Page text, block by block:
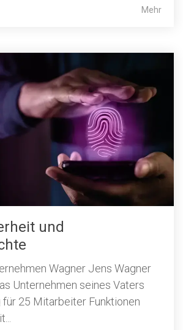
Mehr
und
Wagner Jens Wagner
Unternehmen seines Vaters
25 Mitarbeiter Funktionen